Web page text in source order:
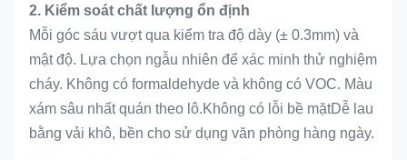
2. Kiểm soát chất lượng ổn định
Mỗi góc sáu vượt qua kiểm tra độ dày (± 0.3mm) và
mật độ. Lựa chọn ngẫu nhiên để xác minh thử nghiệm
cháy. Không có formaldehyde và không có VOC. Màu
xám sâu nhất quán theo lô.Không có lỗi bề mặtDễ lau
bằng vải khô, bền cho sử dụng văn phòng hàng ngày.